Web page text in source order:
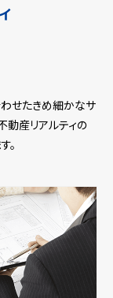
せたきめ細かなサ
動産リアルティの
。